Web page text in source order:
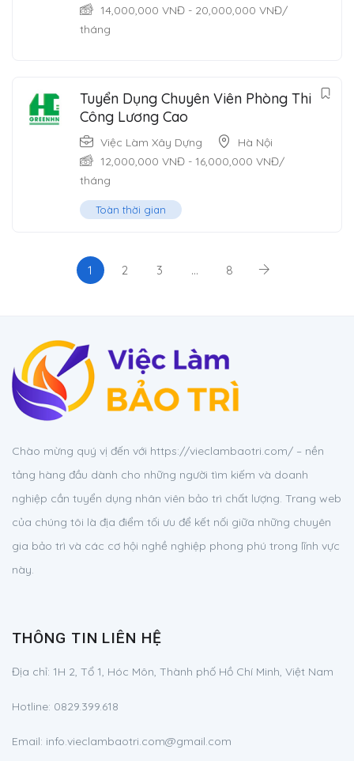
14,000,000 VNĐ - 20,000,000 VNĐ/
tháng
Tuyển Dụng Chuyên Viên Phòng Thi
Công Lương Cao
Việc Làm Xây Dựng
Hà Nội
12,000,000 VNĐ - 16,000,000 VNĐ/
tháng
Toàn thời gian
1 2 3 … 8
Chào mừng quý vị đến với https://vieclambaotri.com/ – nền
tảng hàng đầu dành cho những người tìm kiếm và doanh
nghiệp cần tuyển dụng nhân viên bảo trì chất lượng. Trang web
của chúng tôi là địa điểm tối ưu để kết nối giữa những chuyên
gia bảo trì và các cơ hội nghề nghiệp phong phú trong lĩnh vực
này.
THÔNG TIN LIÊN HỆ
Địa chỉ: 1H 2, Tổ 1, Hóc Môn, Thành phố Hồ Chí Minh, Việt Nam
Hotline: 0829.399.618
Email: info.vieclambaotri.com@gmail.com